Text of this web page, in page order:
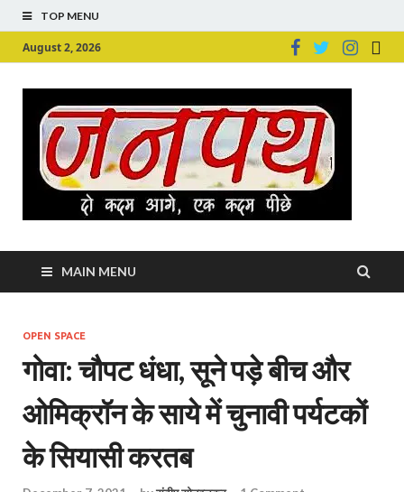
TOP MENU
August 2, 2026
MAIN MENU
OPEN SPACE
गोवा: चौपट धंधा, सूने पड़े बीच और
ओमिक्रॉन के साये में चुनावी पर्यटकों
के सियासी करतब